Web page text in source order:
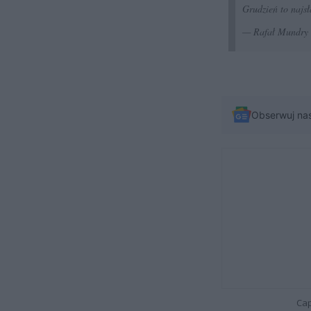
Grudzień to
— Rafał
Obserwuj